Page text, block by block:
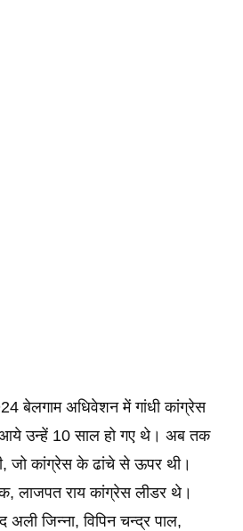
बेलगाम अधिवेशन में गांधी कांग्रेस
उन्हें 10 साल हो गए थे। अब तक
जो कांग्रेस के ढांचे से ऊपर थी।
लाजपत राय कांग्रेस लीडर थे।
अली जिन्ना, विपिन चन्द्र पाल,